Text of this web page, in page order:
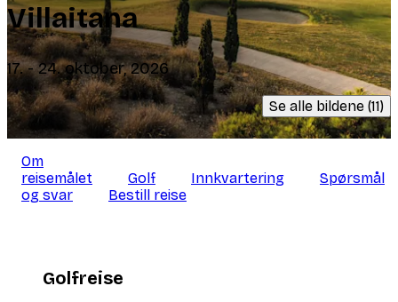
Villaitana
17. - 24. oktober, 2026
Se alle bildene (11)
Om
reisemålet
Golf Innkvartering
Spørsmål
og svar
Bestill reise
Golfreise